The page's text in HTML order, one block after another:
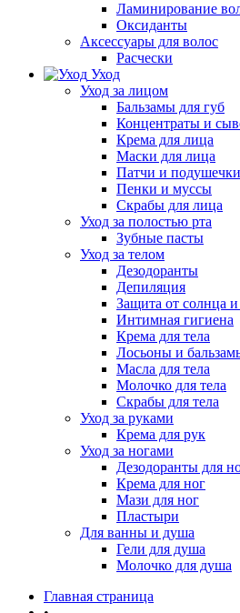
Ламинирование
Оксиданты
Аксессуары для волос
Расчески
Уход
Уход за лицом
Бальзамы для губ
Концентраты и
Крема для лица
Маски для лица
Патчи и подушечки
Пенки и муссы
Скрабы для лица
Уход за полостью рта
Зубные пасты
Уход за телом
Дезодоранты
Депиляция
Защита от солнца и
Интимная гигиена
Крема для тела
Лосьоны и
Масла для тела
Молочко для тела
Скрабы для тела
Уход за руками
Крема для рук
Уход за ногами
Дезодоранты для
Крема для ног
Мази для ног
Пластыри
Для ванны и душа
Гели для душа
Молочко для душа
Главная страница